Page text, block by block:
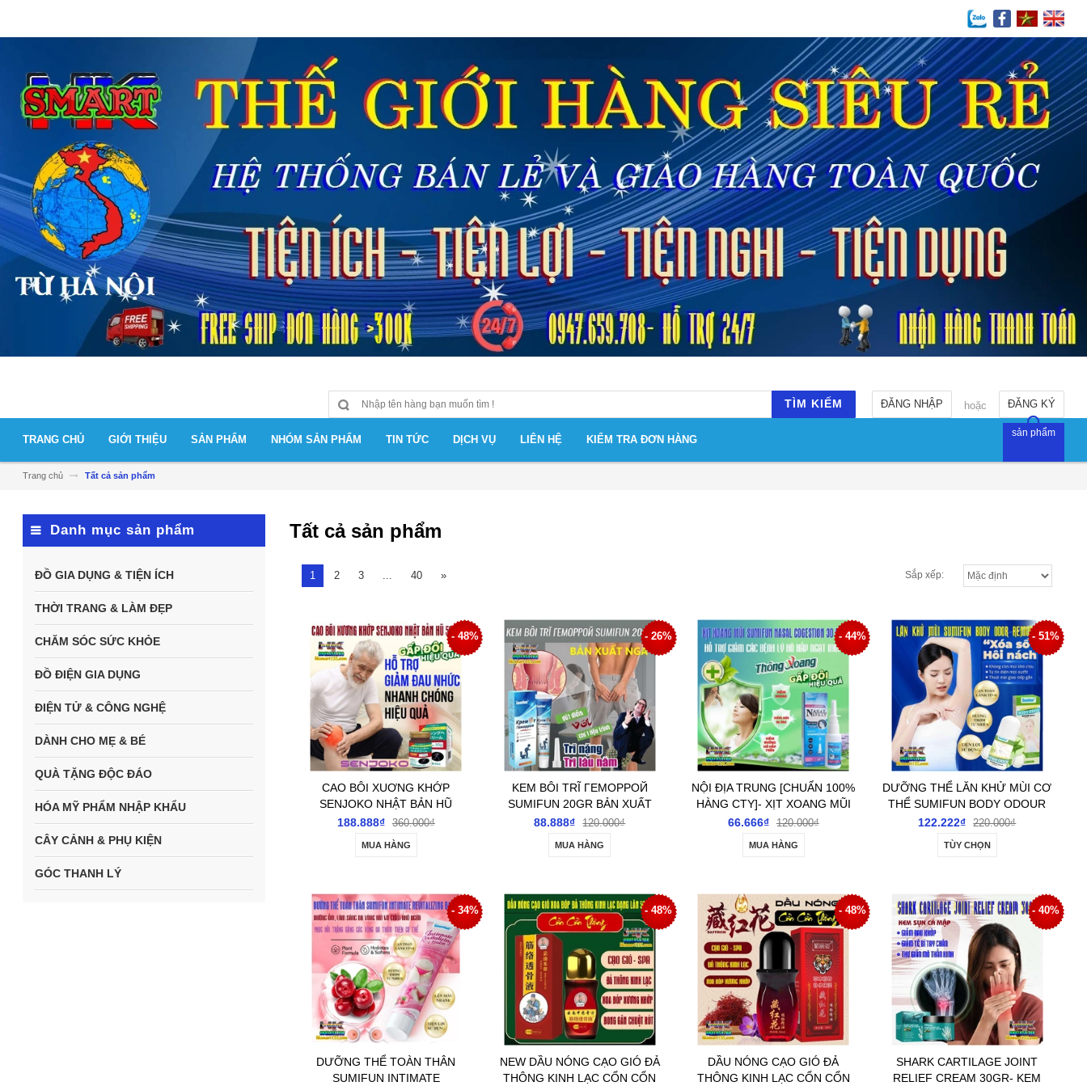
ĐĂNG KÝ
hoặc
ĐĂNG NHẬP
TÌM KIẾM
TRANG CHỦ GIỚI THIỆU SẢN PHẨM NHÓM SẢN PHẨM TIN TỨC DỊCH VỤ LIÊN HỆ KIỂM TRA ĐƠN HÀNG
sản phẩm
Trang chủ Tất cả sản phẩm
Tất cả sản phẩm
Sắp xếp:
1 2 3 40 »
- 48%
CAO BÔI XUƠNG KHỚP
SENJOKO NHẬT BẢN HŨ
50GR- HỖ TRỢ GIẢM ĐAU
MỎI GỐI, GIẢM ĐAU SƯNG DO
188.888₫ 360.000₫
MUA HÀNG
- 26%
KEM BÔI TRĨ ГЕМОРРОЙ
SUMIFUN 20GR BẢN XUẤT
NGA- GIẢM ĐAU RÁT CO RÚT
88.888₫ 120.000₫
MUA HÀNG
- 44%
NỘI ĐỊA TRUNG [CHUẨN 100%
HÀNG CTY]- XỊT XOANG MŨI
SUMIFUN NASAL COGESTION
HÔ HẤP NGẠT MŨI
66.666₫ 120.000₫
MUA HÀNG
- 51%
DƯỠNG THỂ LĂN KHỬ MÙI CƠ
THỂ SUMIFUN BODY ODOUR
REMOVER ROLL-ON 60ML-
NÁCH, HÔI CHÂN, SE KHÔ HẾT
122.222₫ 220.000₫
TÙY CHỌN
- 34%
DƯỠNG THỂ TOÀN THÂN
SUMIFUN INTIMATE
- 48%
NEW DẦU NÓNG CẠO GIÓ ĐẢ
THÔNG KINH LẠC CỔN CỔN
- 48%
DẦU NÓNG CẠO GIÓ ĐẢ
THÔNG KINH LẠC CỔN CỔN
- 40%
SHARK CARTILAGE JOINT
RELIEF CREAM 30GR- KEM
Danh mục sản phẩm
ĐỒ GIA DỤNG & TIỆN ÍCH
THỜI TRANG & LÀM ĐẸP
CHĂM SÓC SỨC KHỎE
ĐỒ ĐIỆN GIA DỤNG
ĐIỆN TỬ & CÔNG NGHỆ
DÀNH CHO MẸ & BÉ
QUÀ TẶNG ĐỘC ĐÁO
HÓA MỸ PHẨM NHẬP KHẨU
CÂY CẢNH & PHỤ KIỆN
GÓC THANH LÝ